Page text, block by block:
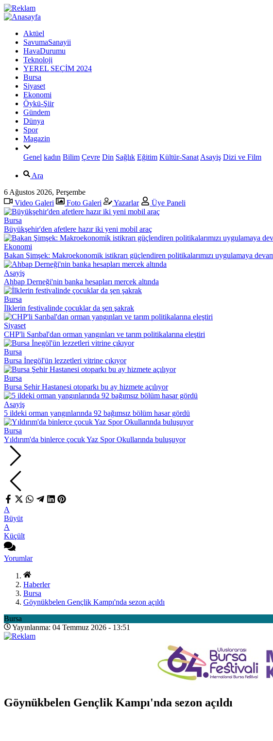
Aktüel
SavumaSanayii
HavaDurumu
Teknoloji
YEREL SEÇİM 2024
Bursa
Siyaset
Ekonomi
Öykü-Şiir
Gündem
Dünya
Spor
Magazin
Genel kadın Bilim Çevre Din Sağlık Eğitim Kültür-Sanat Asayiş Dizi ve Film
Ara
6 Ağustos 2026, Perşembe
Video Galeri
Foto Galeri Yazarlar Üye Paneli
Bursa
Büyükşehir'den afetlere hazır iki yeni mobil araç
Ekonomi
Bakan Şimşek: Makroekonomik istikrarı güçlendiren politikalarımızı uygulamaya
Asayiş
Ahbap Derneği'nin banka hesapları mercek altında
Bursa
İlklerin festivalinde çocuklar da şen şakrak
Siyaset
CHP'li Sarıbal'dan orman yangınları ve tarım politikalarına eleştiri
Bursa
Bursa İnegöl'ün lezzetleri vitrine çıkıyor
Bursa
Bursa Şehir Hastanesi otoparkı bu ay hizmete açılıyor
Asayiş
5 ildeki orman yangınlarında 92 bağımsız bölüm hasar gördü
Bursa
Yıldırım'da binlerce çocuk Yaz Spor Okullarında buluşuyor
A
Büyüt
A
Küçült
Yorumlar
Haberler
Bursa
Göynükbelen Gençlik Kampı'nda sezon açıldı
Bursa
Yayınlanma: 04 Temmuz 2026 - 13:51
Göynükbelen Gençlik Kampı'nda sezon açıldı